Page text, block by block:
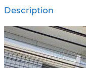
Description